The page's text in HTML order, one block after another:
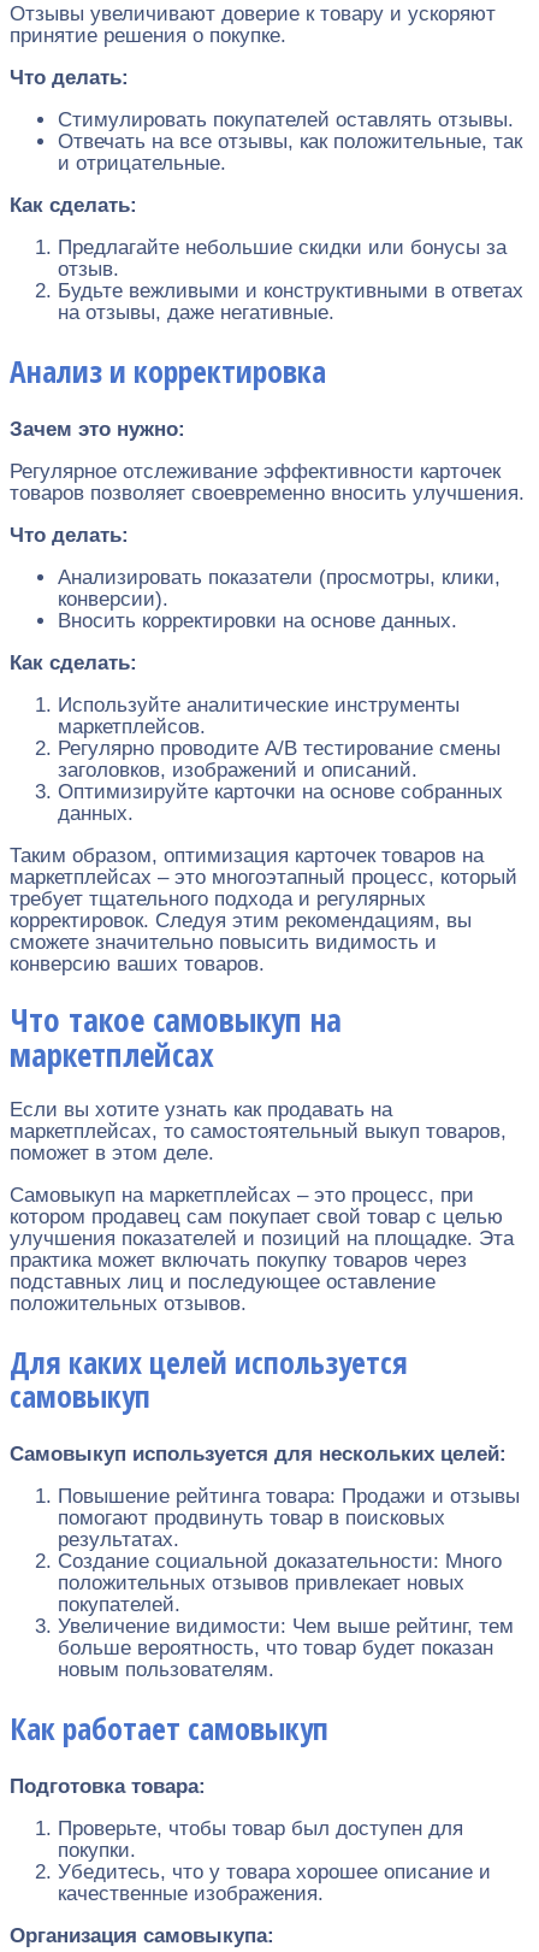
Отзывы увеличивают доверие к товару и ускоряют
принятие решения о покупке.
Что делать:
Стимулировать покупателей оставлять отзывы.
Отвечать на все отзывы, как положительные, так
и отрицательные.
Как сделать:
Предлагайте небольшие скидки или бонусы за
отзыв.
Будьте вежливыми и конструктивными в ответах
на отзывы, даже негативные.
Анализ и корректировка
Зачем это нужно:
Регулярное отслеживание эффективности карточек
товаров позволяет своевременно вносить улучшения.
Что делать:
Анализировать показатели (просмотры, клики,
конверсии).
Вносить корректировки на основе данных.
Как сделать:
Используйте аналитические инструменты
маркетплейсов.
Регулярно проводите A/B тестирование смены
заголовков, изображений и описаний.
Оптимизируйте карточки на основе собранных
данных.
Таким образом, оптимизация карточек товаров на
маркетплейсах – это многоэтапный процесс, который
требует тщательного подхода и регулярных
корректировок. Следуя этим рекомендациям, вы
сможете значительно повысить видимость и
конверсию ваших товаров.
Что такое самовыкуп на
маркетплейсах
Если вы хотите узнать как продавать на
маркетплейсах, то самостоятельный выкуп товаров,
поможет в этом деле.
Самовыкуп на маркетплейсах – это процесс, при
котором продавец сам покупает свой товар с целью
улучшения показателей и позиций на площадке. Эта
практика может включать покупку товаров через
подставных лиц и последующее оставление
положительных отзывов.
Для каких целей используется
самовыкуп
Самовыкуп используется для нескольких целей:
Повышение рейтинга товара: Продажи и отзывы
помогают продвинуть товар в поисковых
результатах.
Создание социальной доказательности: Много
положительных отзывов привлекает новых
покупателей.
Увеличение видимости: Чем выше рейтинг, тем
больше вероятность, что товар будет показан
новым пользователям.
Как работает самовыкуп
Подготовка товара:
Проверьте, чтобы товар был доступен для
покупки.
Убедитесь, что у товара хорошее описание и
качественные изображения.
Организация самовыкупа: